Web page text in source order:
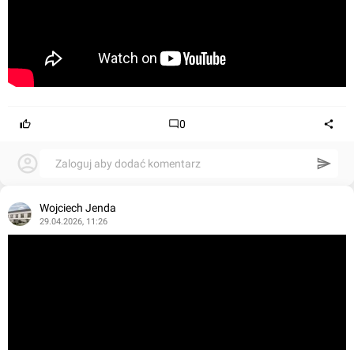
0
Zaloguj aby dodać komentarz
Wojciech Jenda
29.04.2026, 11:26